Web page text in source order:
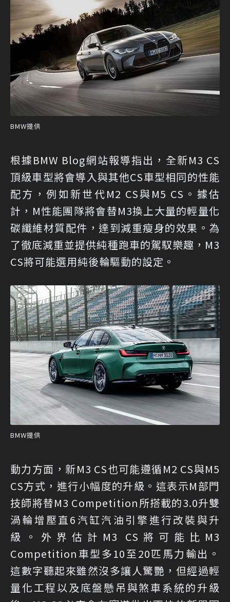
BMW提供
根據BMW Blog網站報導指出，全新M3 CS
頂級車型將會導入與其他CS車型相同的性能
配方，例如新世代M2 CS與M5 CS。據估
計，M性能團隊將會替M3換上大量的輕量化
碳纖維材質配件，達到減重瘦身的效果。為
了徹底減重並提供純種跑車的駕馭樂趣，M3
CS將可能選用純後輪驅動的設定。
BMW提供
動力方面，新M3 CS也可能遵循M2 CS與M5
CS方式，進行小幅度的升級。這表示M部門
技師將替M3 Competition所搭載的3.0升雙
渦輪增壓直6汽缸汽油引擎進行改裝與升
級。外界估計M3 CS將可能比M3
Competition車型多10至20匹馬力輸出。
這數字聽起來雖然沒多讓人驚艷，但經過輕
量化工程以及底盤懸吊與煞車系統的升級